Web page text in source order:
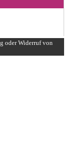
oder Widerruf von